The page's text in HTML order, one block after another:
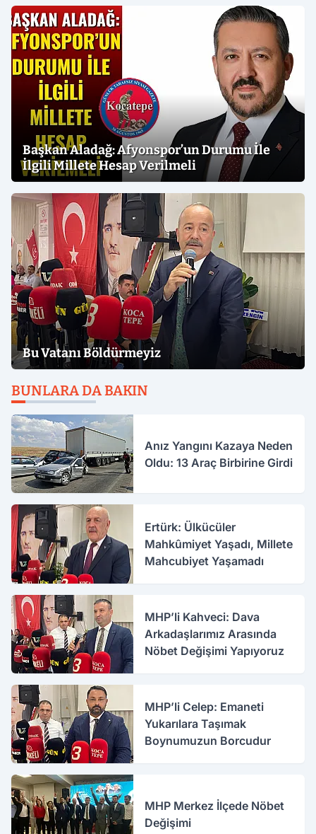
Başkan Aladağ: Afyonspor’un Durumu İle
İlgili Millete Hesap Verilmeli
Bu Vatanı Böldürmeyiz
BUNLARA DA BAKIN
Anız Yangını Kazaya Neden
Oldu: 13 Araç Birbirine Girdi
Ertürk: Ülkücüler
Mahkûmiyet Yaşadı, Millete
Mahcubiyet Yaşamadı
MHP’li Kahveci: Dava
Arkadaşlarımız Arasında
Nöbet Değişimi Yapıyoruz
MHP’li Celep: Emaneti
Yukarılara Taşımak
Boynumuzun Borcudur
MHP Merkez İlçede Nöbet
Değişimi